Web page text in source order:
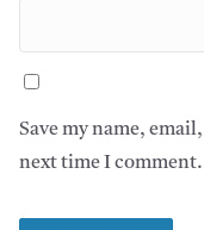
Save my name,
next time I comment.